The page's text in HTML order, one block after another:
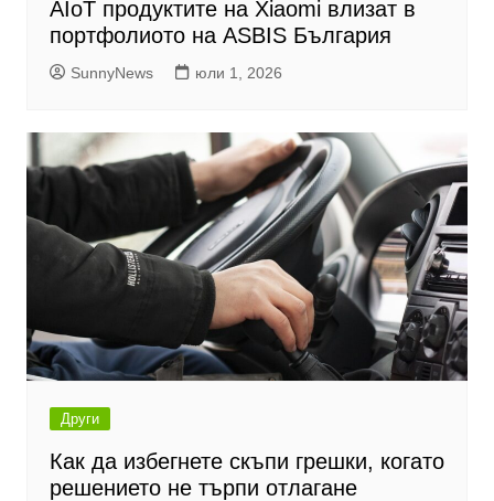
AIoT продуктите на Xiaomi влизат в
портфолиото на ASBIS България
SunnyNews юли 1, 2026
Други
Как да избегнете скъпи грешки, когато
решението не търпи отлагане